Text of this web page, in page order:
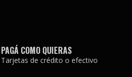
PAGÁ COMO QUIERAS
Tarjetas de crédito o efectivo